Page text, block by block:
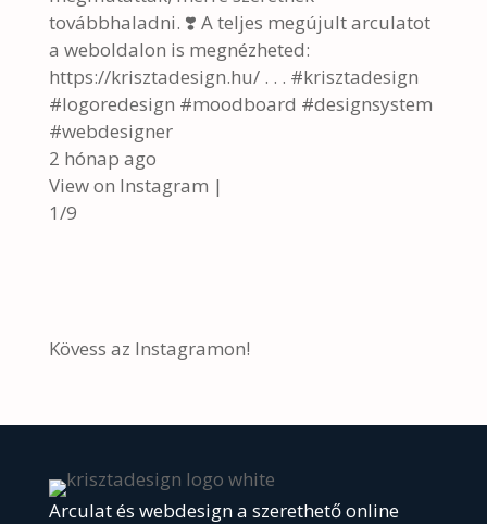
továbbhaladni. ❣️ A teljes megújult arculatot
a weboldalon is megnézheted:
https://krisztadesign.hu/ . . . #krisztadesign
#logoredesign #moodboard #designsystem
#webdesigner
2 hónap ago
View on Instagram |
1/9
Kövess az Instagramon!
Arculat és webdesign a szerethető online